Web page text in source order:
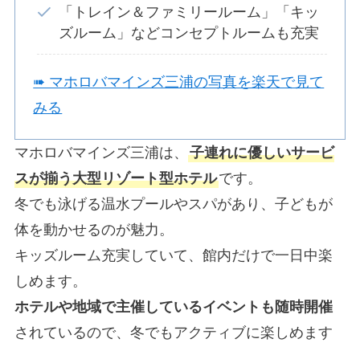
「トレイン＆ファミリールーム」「キッ
ズルーム」などコンセプトルームも充実
➠ マホロバマインズ三浦の写真を楽天で見て
みる
マホロバマインズ三浦は、 子連れに優しいサービ
スが揃う大型リゾート型ホテルです。
冬でも泳げる温水プールやスパがあり、子どもが
体を動かせるのが魅力。
キッズルーム充実していて、館内だけで一日中楽
しめます。
ホテルや地域で主催しているイベントも随時開催
されているので、冬でもアクティブに楽しめます